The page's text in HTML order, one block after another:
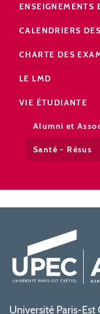
ENSEIGNEMENTS
CALENDRIERS
CHARTE DES
LE LMD
VIE ÉTUDIANTE
Alumni et
Santé - Résus
Université Paris-Est